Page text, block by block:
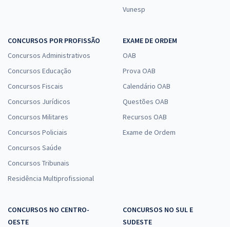
Vunesp
CONCURSOS POR PROFISSÃO
Concursos Administrativos
Concursos Educação
Concursos Fiscais
Concursos Jurídicos
Concursos Militares
Concursos Policiais
Concursos Saúde
Concursos Tribunais
Residência Multiprofissional
EXAME DE ORDEM
OAB
Prova OAB
Calendário OAB
Questões OAB
Recursos OAB
Exame de Ordem
CONCURSOS NO CENTRO-
OESTE
CONCURSOS NO SUL E
SUDESTE